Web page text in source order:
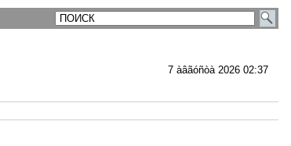
7 àâãóñòà 2026 02:37